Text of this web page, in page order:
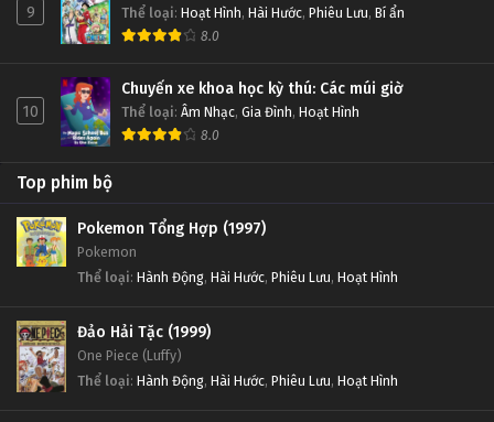
9 Thể loại: Hoạt Hình, Hài Hước, Phiêu Lưu, Bí ẩn
8.0
10
Chuyến xe khoa học kỳ thú: Các múi giờ
Thể loại: Âm Nhạc, Gia Đình, Hoạt Hình
8.0
Top phim bộ
Pokemon Tổng Hợp (1997)
Pokemon
Thể loại: Hành Động, Hài Hước, Phiêu Lưu, Hoạt Hình
Đảo Hải Tặc (1999)
One Piece (Luffy)
Thể loại: Hành Động, Hài Hước, Phiêu Lưu, Hoạt Hình